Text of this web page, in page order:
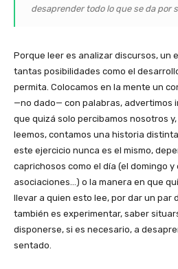
desaprender todo lo que se da por
Porque leer es analizar discursos, un
tantas posibilidades como el
permita. Colocamos en la mente un
—no dado— con palabras, advertimos
que quizá solo percibamos nosotros
leemos, contamos una historia
este ejercicio nunca es el mismo,
caprichosos como el día (el domingo
asociaciones…) o la manera en que
llevar a quien esto lee, por dar un par
también es experimentar, saber
disponerse, si es necesario, a
sentado.